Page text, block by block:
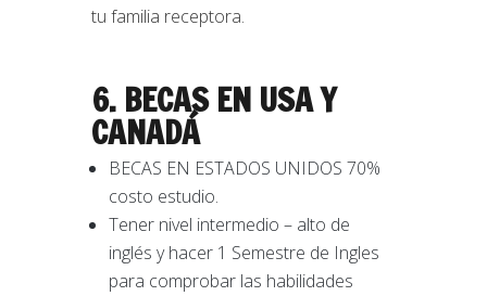
tu familia receptora.
6. BECAS EN USA Y
CANADÁ
BECAS EN ESTADOS UNIDOS 70%
costo estudio.
Tener nivel intermedio – alto de
inglés y hacer 1 Semestre de Ingles
para comprobar las habilidades